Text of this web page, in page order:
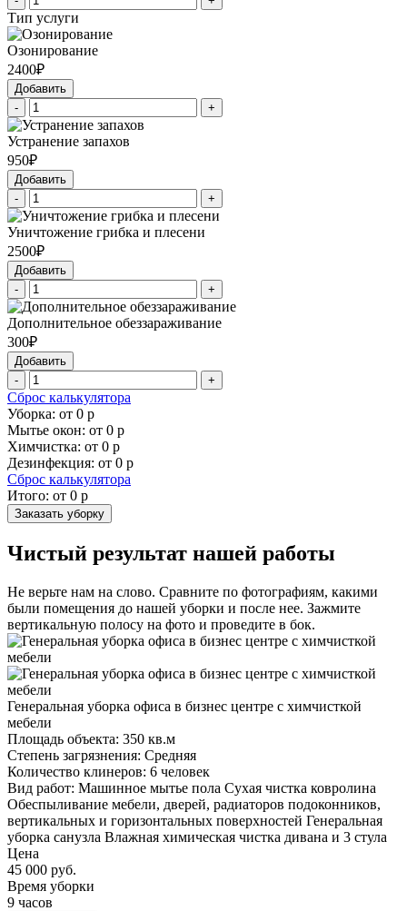
Тип услуги
Озонирование
2400₽
Добавить
-
+
Устранение запахов
950₽
Добавить
-
+
Уничтожение грибка и плесени
2500₽
Добавить
-
+
Дополнительное обеззараживание
300₽
Добавить
-
+
Сброс калькулятора
Уборка: от 0 р
Мытье окон: от 0 р
Химчистка: от 0 р
Дезинфекция: от 0 р
Сброс калькулятора
Итого: от 0 р
Заказать уборку
Чистый результат нашей работы
Не верьте нам на слово. Сравните по фотографиям, какими
были помещения до нашей уборки и после нее. Зажмите
вертикальную полосу на фото и проведите в бок.
Генеральная уборка офиса в бизнес центре с химчисткой
мебели
Площадь объекта: 350 кв.м
Степень загрязнения: Средняя
Количество клинеров: 6 человек
Вид работ: Машинное мытье пола Сухая чистка ковролина
Обеспыливание мебели, дверей, радиаторов подоконников,
вертикальных и горизонтальных поверхностей Генеральная
уборка санузла Влажная химическая чистка дивана и 3 стула
Цена
45 000 руб.
Время уборки
9 часов